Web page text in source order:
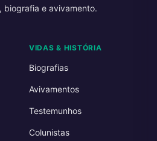
biografia e avivamento.
VIDAS & HISTÓRIA
Biografias
Avivamentos
Testemunhos
Colunistas